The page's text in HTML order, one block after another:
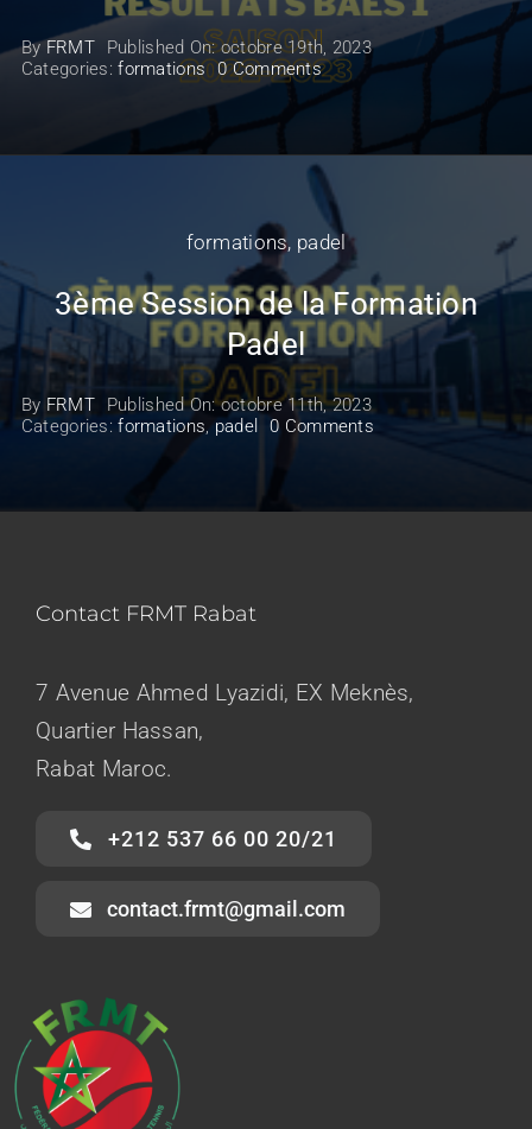
ByFRMT
Published On: octobre 19th, 2023
Categories:formations 0 Commentson
Résultats
formations, padel
3ème Session de la Formation
Padel
By FRMT
Published On: octobre 11th, 2023
Categories:formations,padel 0 Comments
la
Contact FRMT Rabat
7 Avenue Ahmed Lyazidi, EX Meknès,
Quartier Hassan,
Rabat Maroc.
+212 537 66 00 20/21
contact.frmt@gmail.com